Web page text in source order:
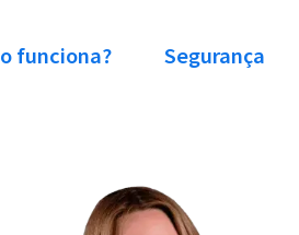
funciona? Segurança